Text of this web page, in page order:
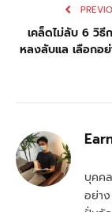
เคล็ดไม่ลับ 6 วิธี
หลงลับแล เลือกอย่
บุคค
อย่า